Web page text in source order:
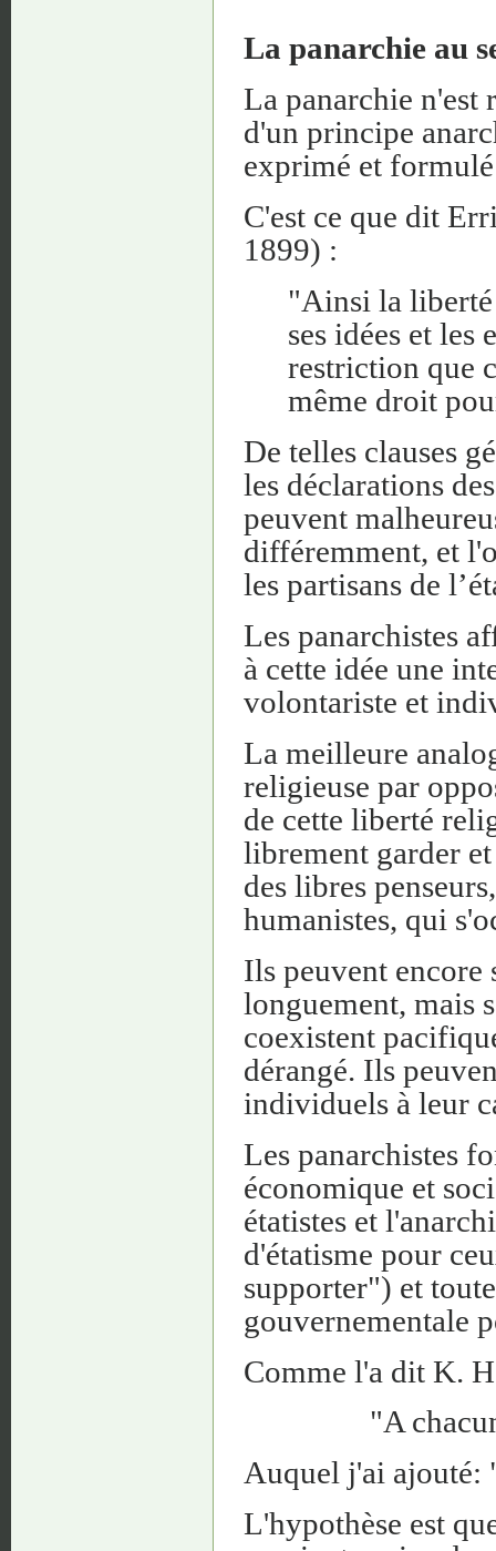
La panarchie au
La panarchie n'est
d'un principe
exprimé et
C'est ce que dit
1899) :
"Ainsi la liberté
ses idées et les
restriction que
même droit
De telles clauses
les déclarations
peuvent
différemment, et
les partisans de
Les panarchistes
à cette idée une
volontariste et
La meilleure
religieuse par
de cette liberté
librement garder
des libres
humanistes, qui
Ils peuvent encore
longuement, mais
coexistent
dérangé. Ils
individuels à leur
Les panarchistes
économique et
étatistes et
d'étatisme pour
supporter") et
gouvernementale
Comme l'a dit K.
"A
Auquel j'ai ajouté:
L'hypothèse est